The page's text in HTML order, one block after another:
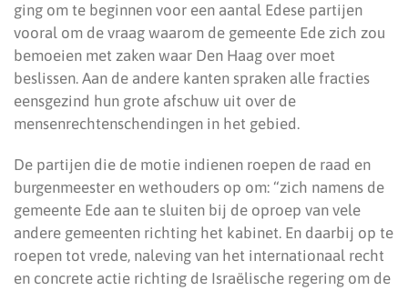
ging om te beginnen voor een aantal Edese partijen
vooral om de vraag waarom de gemeente Ede zich zou
bemoeien met zaken waar Den Haag over moet
beslissen. Aan de andere kanten spraken alle fracties
eensgezind hun grote afschuw uit over de
mensenrechtenschendingen in het gebied.
De partijen die de motie indienen roepen de raad en
burgenmeester en wethouders op om: “zich namens de
gemeente Ede aan te sluiten bij de oproep van vele
andere gemeenten richting het kabinet. En daarbij op te
roepen tot vrede, naleving van het internationaal recht
en concrete actie richting de Israëlische regering om de